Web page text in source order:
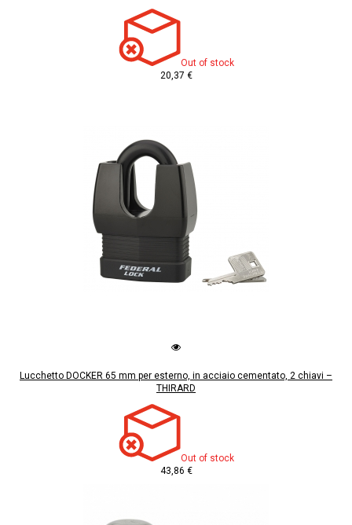
Out of stock
20,37 €
Lucchetto DOCKER 65 mm per esterno, in acciaio cementato, 2 chiavi –
THIRARD
Out of stock
43,86 €